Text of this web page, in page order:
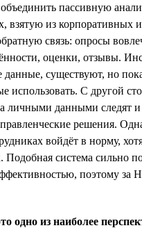
пассивную
взятую из корпоративных
связь: опросы
оценки, отзывы.
данные, существуют, но
использовать. С другой
личными данными следят
решения.
войдёт в норму,
Подобная система сильно
поэтому за
одно из наиболее